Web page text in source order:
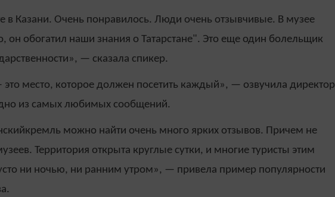
в Казани. Очень понравилось. Люди очень отзывчивые. В музее
он обогатил наши знания о Татарстане". Это еще один болельщик
— сказала спикер.
место, которое должен посетить каждый», — озвучила директор
из самых любимых сообщений.
можно найти очень много ярких отзывов. Причем не
Территория открыта круглые сутки, и многие туристы этим
ни ночью, ни ранним утром», — привела пример популярности